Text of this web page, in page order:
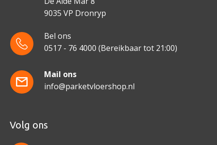
9035 VP Dronryp
Bel ons
0517 - 76 4000 (Bereikbaar tot 21:00)
Mail ons
info@parketvloershop.nl
Volg ons